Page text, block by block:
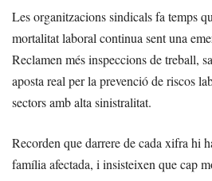
Les organitzacions sindicals fa temps
mortalitat laboral continua sent una
Reclamen més inspeccions de treball,
aposta real per la prevenció de riscos
sectors amb alta sinistralitat.
Recorden que darrere de cada xifra hi
família afectada, i insisteixen que cap